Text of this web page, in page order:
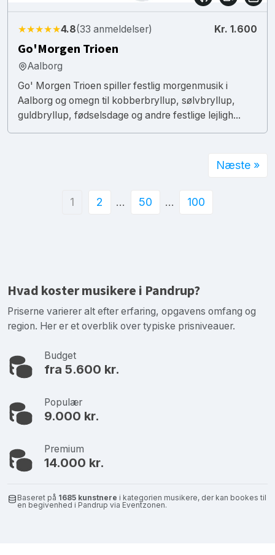
★★★★★4.8(33 anmeldelser) Kr. 1.600
Go'Morgen Trioen
Aalborg
Go' Morgen Trioen spiller festlig morgenmusik i
Aalborg og omegn til kobberbryllup, sølvbryllup,
guldbryllup, fødselsdage og andre festlige lejligh...
1 2 … 50 … 100
Næste »
Hvad koster musikere i Pandrup?
Priserne varierer alt efter erfaring, opgavens omfang og
region. Her er et overblik over typiske prisniveauer.
Budget
fra 5.600 kr.
Populær
9.000 kr.
Premium
14.000 kr.
Baseret på 1685 kunstnere i kategorien musikere, der kan bookes til
en begivenhed i Pandrup via Eventzonen.